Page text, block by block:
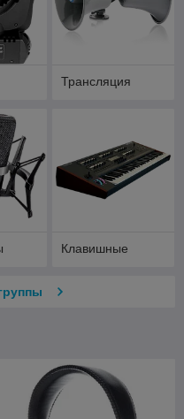
Трансляция
Клавишные